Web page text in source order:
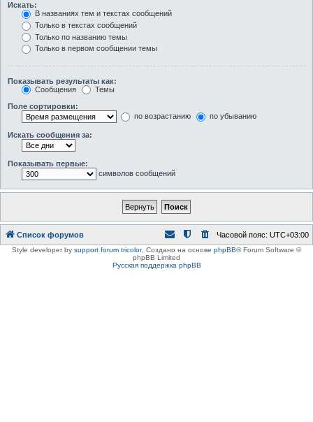
Искать:
В названиях тем и текстах сообщений
Только в текстах сообщений
Только по названию темы
Только в первом сообщении темы
Показывать результаты как:
Сообщения
Темы
Поле сортировки:
по возрастанию
по убыванию
Искать сообщения за:
Показывать первые:
символов сообщений
Список форумов Часовой пояс: UTC+03:00
Style developer by support forum tricolor, Создано на основе phpBB® Forum Software ©
phpBB Limited
Русская поддержка phpBB